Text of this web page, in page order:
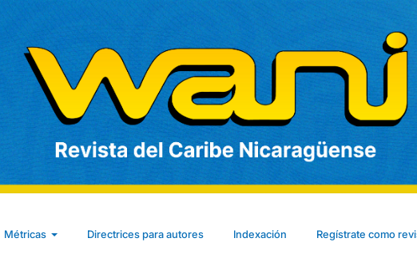
Métricas Directrices para autores Indexación Regístrate como